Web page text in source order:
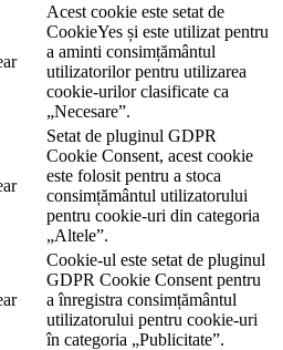
Acest cookie este setat de
CookieYes și este utilizat pentru
a aminti consimțământul
utilizatorilor pentru utilizarea
cookie-urilor clasificate ca
„Necesare”.
Setat de pluginul GDPR
Cookie Consent, acest cookie
este folosit pentru a stoca
consimțământul utilizatorului
pentru cookie-uri din categoria
„Altele”.
Cookie-ul este setat de pluginul
GDPR Cookie Consent pentru
a înregistra consimțământul
utilizatorului pentru cookie-uri
în categoria „Publicitate”.